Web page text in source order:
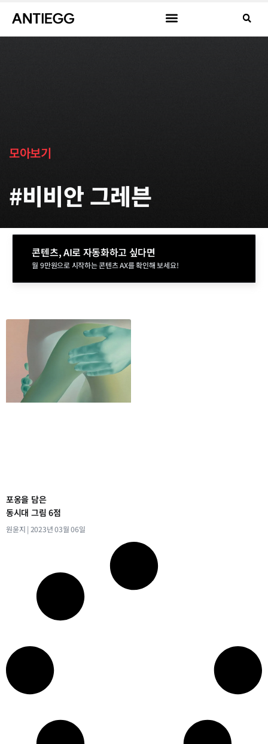
모아보기
#비비안 그레븐
콘텐츠, AI로 자동화하고 싶다면
월 9만원으로 시작하는 콘텐츠 AX를 확인해 보세요!
포옹을 담은
동시대 그림 6점
원윤지 2023년 03월 06일